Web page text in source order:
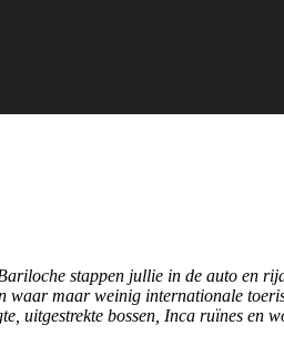
stappen jullie in de auto en
waar maar weinig internationale
uitgestrekte bossen, Inca ruïnes en